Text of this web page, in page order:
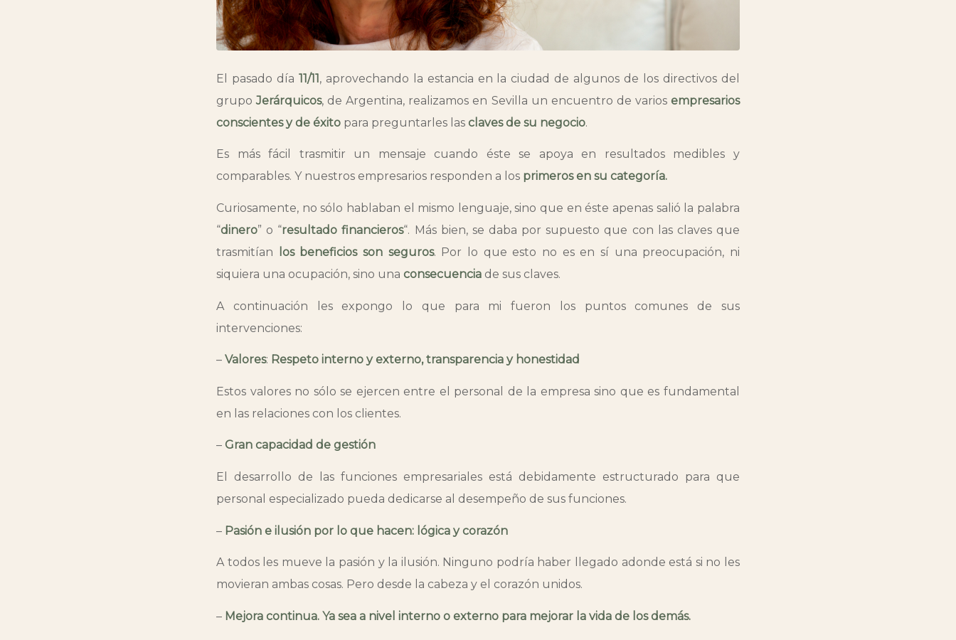
El pasado día 11/11, aprovechando la estancia en la ciudad de algunos de los directivos del
grupoJerárquicos, de Argentina, realizamos en Sevilla un encuentro de varios empresarios
conscientes y de éxito para preguntarles las claves de su negocio.
Es más fácil trasmitir un mensaje cuando éste se apoya en resultados medibles y
comparables. Y nuestros empresarios responden a los primeros en su categoría.
Curiosamente, no sólo hablaban el mismo lenguaje, sino que en éste apenas salió la palabra
“dinero” o “resultado financieros“. Más bien, se daba por supuesto que con las claves que
trasmitían
los beneficios son seguros. Por lo que esto no es en sí una preocupación, ni
siquiera una ocupación, sino una consecuencia de sus claves.
A continuación les expongo lo que para mi fueron los puntos comunes de sus
intervenciones:
– Valores: Respeto interno y externo, transparencia y honestidad
Estos valores no sólo se ejercen entre el personal de la empresa sino que es fundamental
en las relaciones con los clientes.
– Gran capacidad de gestión
El desarrollo de las funciones empresariales está debidamente estructurado para que
personal especializado pueda dedicarse al desempeño de sus funciones.
– Pasión e ilusión por lo que hacen: lógica y corazón
A todos les mueve la pasión y la ilusión. Ninguno podría haber llegado adonde está si no les
movieran ambas cosas. Pero desde la cabeza y el corazón unidos.
– Mejora continua. Ya sea a nivel interno o externo para mejorar la vida de los demás.